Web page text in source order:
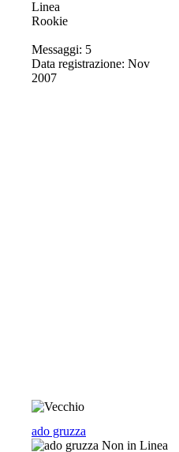
Rookie
Messaggi: 5
Data registrazione: Nov
2007
ado gruzza